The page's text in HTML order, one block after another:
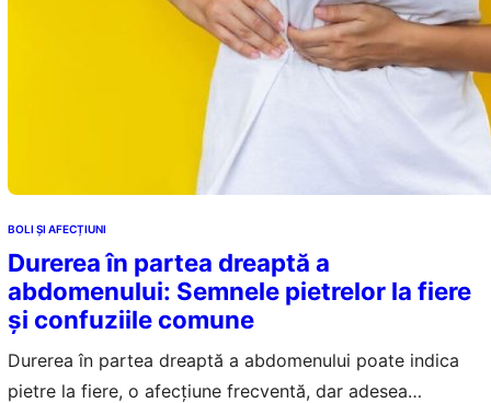
BOLI ȘI AFECȚIUNI
Durerea în partea dreaptă a
abdomenului: Semnele pietrelor la fiere
și confuziile comune
Durerea în partea dreaptă a abdomenului poate indica
pietre la fiere, o afecțiune frecventă, dar adesea